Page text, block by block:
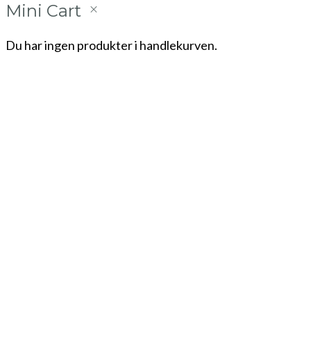
Mini Cart
Du har ingen produkter i handlekurven.